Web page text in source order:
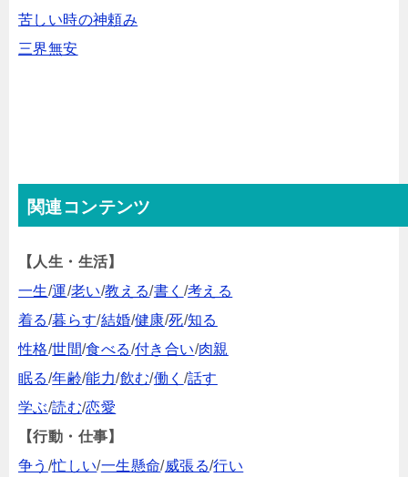
苦しい時の神頼み
三界無安
関連コンテンツ
【人生・生活】
一生/運/老い/教える/書く /考える
着る/暮らす/結婚/健康/死/知る
性格/世間/食べる/付き合い/肉親
眠る/年齢/能力/飲む/働く /話す
学ぶ/読む/恋愛
【行動・仕事】
争う /忙しい/一生懸命/威張る/行い